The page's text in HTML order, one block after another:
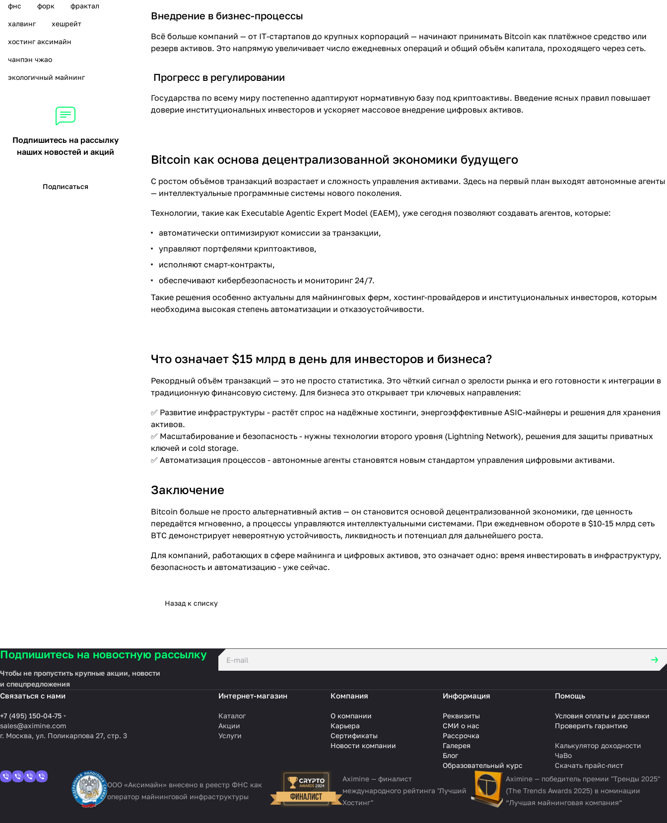
Внедрение в бизнес-процессы
Всё больше компаний — от IT-стартапов до крупных корпораций — начинают принимать Bitcoin как платёжное средство или
резерв активов. Это напрямую увеличивает число ежедневных операций и общий объём капитала, проходящего через сеть.
Прогресс в регулировании
Государства по всему миру постепенно адаптируют нормативную базу под криптоактивы. Введение ясных правил повышает
доверие институциональных инвесторов и ускоряет массовое внедрение цифровых активов.
Bitcoin как основа децентрализованной экономики будущего
С ростом объёмов транзакций возрастает и сложность управления активами. Здесь на первый план выходят автономные агенты
— интеллектуальные программные системы нового поколения.
Технологии, такие как Executable Agentic Expert Model (EAEM), уже сегодня позволяют создавать агентов, которые:
автоматически оптимизируют комиссии за транзакции,
управляют портфелями криптоактивов,
исполняют смарт-контракты,
обеспечивают кибербезопасность и мониторинг 24/7.
Такие решения особенно актуальны для майнинговых ферм, хостинг-провайдеров и институциональных инвесторов, которым
необходима высокая степень автоматизации и отказоустойчивости.
Что означает $15 млрд в день для инвесторов и бизнеса?
Рекордный объём транзакций — это не просто статистика. Это чёткий сигнал о зрелости рынка и его готовности к интеграции в
традиционную финансовую систему. Для бизнеса это открывает три ключевых направления:
✅ Развитие инфраструктуры - растёт спрос на надёжные хостинги, энергоэффективные ASIC-майнеры и решения для хранения
активов.
✅ Масштабирование и безопасность - нужны технологии второго уровня (Lightning Network), решения для защиты приватных
ключей и cold storage.
✅ Автоматизация процессов - автономные агенты становятся новым стандартом управления цифровыми активами.
Заключение
Bitcoin больше не просто альтернативный актив — он становится основой децентрализованной экономики, где ценность
передаётся мгновенно, а процессы управляются интеллектуальными системами. При ежедневном обороте в $10-15 млрд сеть
BTC демонстрирует невероятную устойчивость, ликвидность и потенциал для дальнейшего роста.
Для компаний, работающих в сфере майнинга и цифровых активов, это означает одно: время инвестировать в инфраструктуру,
безопасность и автоматизацию - уже сейчас.
Назад к списку
фнс форк фрактал
халвинг хешрейт
хостинг аксимайн
чанпэн чжао
экологичный майнинг
Подпишитесь на рассылку
наших новостей и акций
Подписаться
Подпишитесь на новостную рассылку
Чтобы не пропустить крупные акции, новости
и спецпредложения
Связаться с нами
+7 (495) 150-04-75
sales@aximine.com
г. Москва, ул. Поликарпова 27, стр. 3
Интернет-магазин
Каталог
Акции
Услуги
Компания
О компании
Карьера
Сертификаты
Новости компании
Информация
Реквизиты
СМИ о нас
Рассрочка
Галерея
Блог
Образовательный курс
Помощь
Условия оплаты и доставки
Проверить гарантию
Калькулятор доходности
ЧаВо
Скачать прайс-лист
ООО «Аксимайн» внесено в реестр ФНС как
оператор майнинговой инфраструктуры
Aximine — финалист
международного рейтинга "Лучший
Хостинг"
Aximine — победитель премии "Тренды 2025"
(The Trends Awards 2025) в номинации
“Лучшая майнинговая компания”